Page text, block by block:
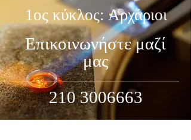
1ος κύκλος: Αρχάριοι
Επικοινωνήστε μαζί
μας
210 3006663